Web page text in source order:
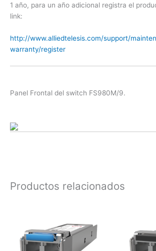
1 año, para un año adicional registra el
link:
http://www.alliedtelesis.com/support/
warranty/register
Panel Frontal del switch FS980M/9.
Productos relacionados